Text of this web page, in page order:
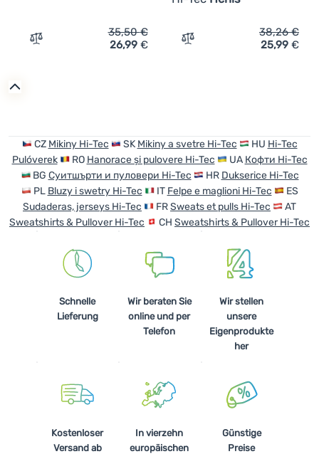
Zum Vergleich 'Herren-Sweatshirt Hi-Tec Nader'
35,50€
26,99 € Zum Vergleich 'Herren-
38,26€
25,99 €
CZ Mikiny Hi-Tec SK Mikiny a svetre Hi-Tec HU Hi-Tec
Pulóverek
RO Hanorace și pulovere Hi-Tec UA Кофти Hi-Tec
BG Суитшърти и пуловери Hi-Tec HR Dukserice Hi-Tec
PL Bluzy i swetry Hi-Tec IT Felpe e maglioni Hi-Tec
ES
Sudaderas, jerseys Hi-Tec
FRSweats et pulls Hi-Tec
AT
Sweatshirts & Pullover Hi-Tec
CH Sweatshirts & Pullover Hi-Tec
Schnelle
Lieferung
Wir beraten Sie
online und per
Telefon
Wir stellen
unsere
Eigenprodukte
her
Kostenloser
Versand ab
In vierzehn
europäischen
Günstige
Preise